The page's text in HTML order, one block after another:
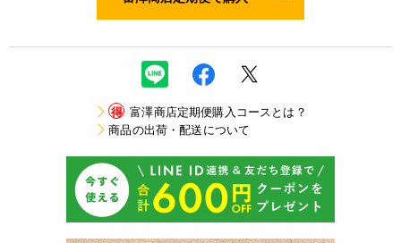
得 富澤商店定期便購入コースとは？
商品の出荷・配送について